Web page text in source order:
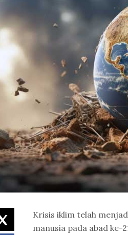
TwitterKrisis iklim telah
manusia pada abad ke-